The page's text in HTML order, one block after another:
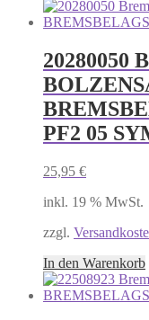
20280050
PF2 05
25,95 €
inkl. 19 % MwSt.
zzgl.
In den Warenkorb